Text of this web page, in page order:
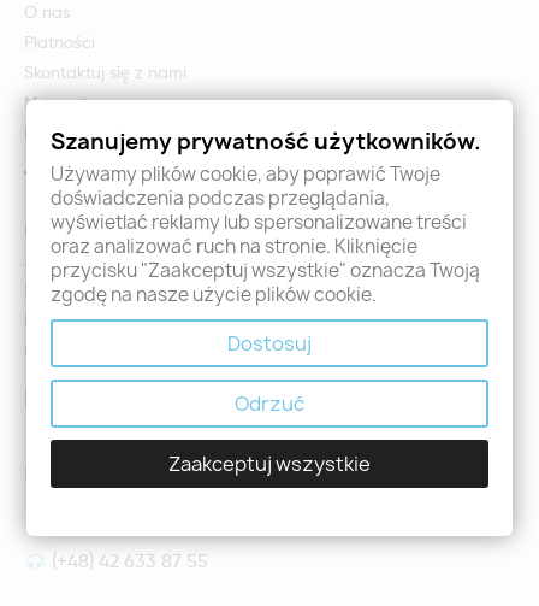
O nas
Płatności
Skontaktuj się z nami
Mapa strony
Formularz zwrotu i reklamacji
Twoje konto
Logowanie
Załóż konto - Rejestracja
Moje zamówienia
Promocje
Nowości
Kontakt
Jeśli mają Państwo jakiekolwiek pytania prosimy o kontakt
holdental@holdental.pl
(+48) 42 633 87 55
Szanujemy prywatność użytkowników.
Używamy plików cookie, aby poprawić Twoje
doświadczenia podczas przeglądania,
wyświetlać reklamy lub spersonalizowane treści
oraz analizować ruch na stronie. Kliknięcie
przycisku "Zaakceptuj wszystkie" oznacza Twoją
zgodę na nasze użycie plików cookie.
Dostosuj
Odrzuć
Zaakceptuj wszystkie